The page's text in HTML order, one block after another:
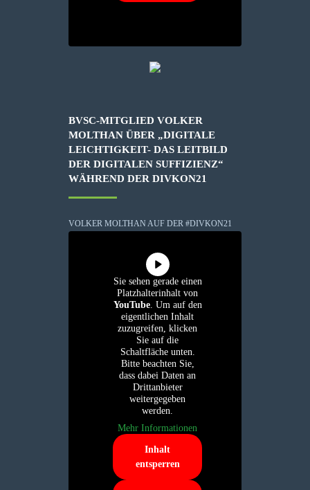
BVSC-MITGLIED VOLKER
MOLTHAN ÜBER „DIGITALE
LEICHTIGKEIT- DAS LEITBILD
DER DIGITALEN SUFFIZIENZ“
WÄHREND DER DIVKON21
VOLKER MOLTHAN AUF DER #DIVKON21
Sie sehen gerade einen
Platzhalterinhalt von
YouTube. Um auf den
eigentlichen Inhalt
zuzugreifen, klicken
Sie auf die
Schaltfläche unten.
Bitte beachten Sie,
dass dabei Daten an
Drittanbieter
weitergegeben
werden.
Mehr Informationen
Inhalt
entsperren